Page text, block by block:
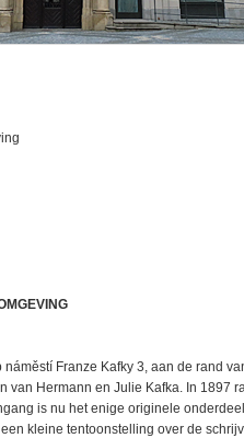
Franze Kafky 3, aan de rand
van Hermann en Julie Kafka. In 1897
is nu het enige originele
kleine tentoonstelling over de